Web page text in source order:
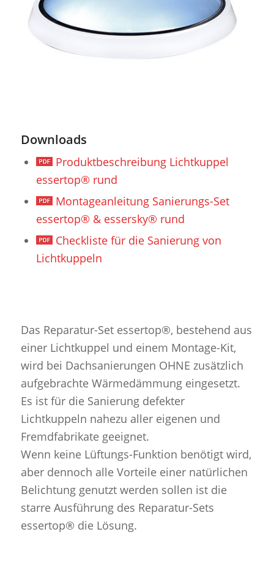
Downloads
Produktbeschreibung Lichtkuppel
essertop® rund
Montageanleitung Sanierungs-Set
essertop® & essersky® rund
Checkliste für die Sanierung von
Lichtkuppeln
Das Reparatur-Set essertop®, bestehend aus
einer Lichtkuppel und einem Montage-Kit,
wird bei Dachsanierungen OHNE zusätzlich
aufgebrachte Wärmedämmung eingesetzt.
Es ist für die Sanierung defekter
Lichtkuppeln nahezu aller eigenen und
Fremdfabrikate geeignet.
Wenn keine Lüftungs-Funktion benötigt wird,
aber dennoch alle Vorteile einer natürlichen
Belichtung genutzt werden sollen ist die
starre Ausführung des Reparatur-Sets
essertop® die Lösung.